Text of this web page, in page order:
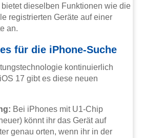
dieselben Funktionen wie die
registrierten Geräte auf einer
an.
für die iPhone-Suche
kontinuierlich
17 gibt es diese neuen
Bei iPhones mit U1-Chip
könnt ihr das Gerät auf
genau orten, wenn ihr in der